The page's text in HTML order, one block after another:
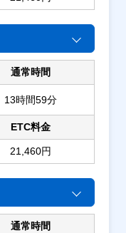
通常時間
13時間59分
ETC料金
21,460円
通常時間